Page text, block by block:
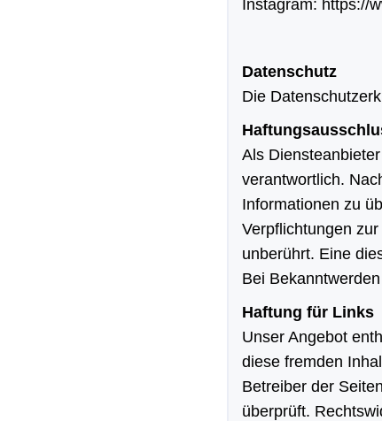
Instagram: https://
Datenschutz
Die
Als
verantwortlich.
Informationen zu
Verpflichtungen
unberührt. Eine
Bei
Haftung für Links
Unser Angebot
diese fremden
Betreiber der
überprüft.